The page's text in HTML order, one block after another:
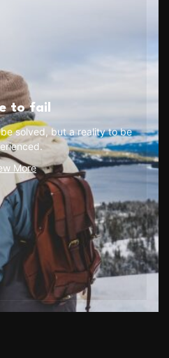
to fail
solved, but a reality to be
More